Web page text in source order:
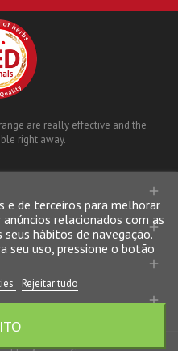
are really effective and the
right away.




e de terceiros para melhorar
relacionados com as
hábitos de navegação.
seu uso, pressione o botão
Rejeitar tudo